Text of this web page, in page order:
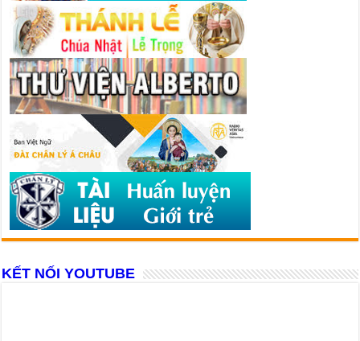
KẾT NỐI YOUTUBE